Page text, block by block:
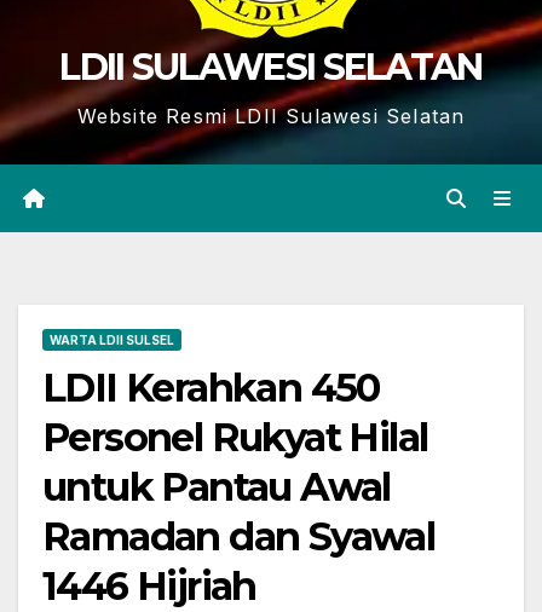
LDII SULAWESI SELATAN
Website Resmi LDII Sulawesi Selatan
WARTA LDII SULSEL
LDII Kerahkan 450
Personel Rukyat Hilal
untuk Pantau Awal
Ramadan dan Syawal
1446 Hijriah